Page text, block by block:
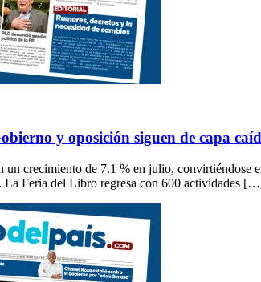
y oposición siguen de capa
crecimiento de 7.1 % en julio,
La Feria del Libro regresa con 600 actividades